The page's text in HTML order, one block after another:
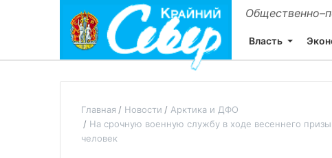
Власть
Главная Новости
Арктика и ДФО
На срочную военную службу в ходе весеннего
человек